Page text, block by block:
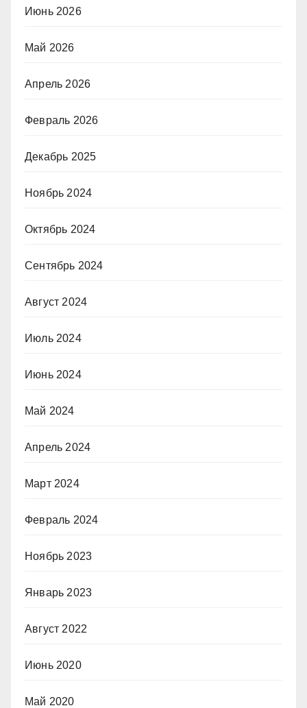
Июнь 2026
Май 2026
Апрель 2026
Февраль 2026
Декабрь 2025
Ноябрь 2024
Октябрь 2024
Сентябрь 2024
Август 2024
Июль 2024
Июнь 2024
Май 2024
Апрель 2024
Март 2024
Февраль 2024
Ноябрь 2023
Январь 2023
Август 2022
Июнь 2020
Май 2020